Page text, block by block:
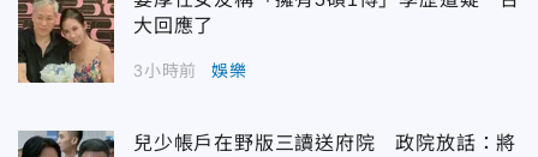
大回應了
3小時前 娛樂
兒少帳戶在野版三讀送府院 政院放話：將